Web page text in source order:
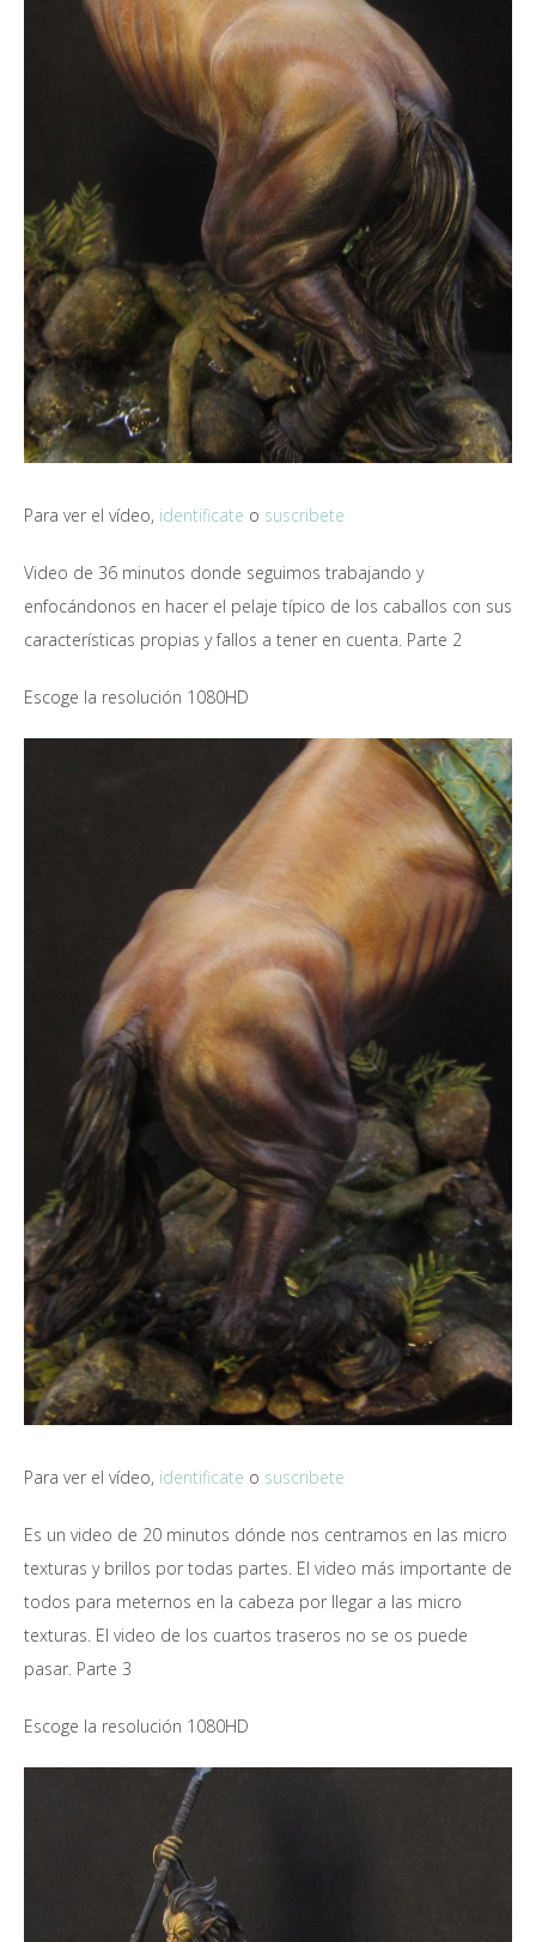
Para ver el vídeo, identificate o suscribete
Video de 36 minutos donde seguimos trabajando y
enfocándonos en hacer el pelaje típico de los caballos con sus
características propias y fallos a tener en cuenta. Parte 2
Escoge la resolución 1080HD
Para ver el vídeo, identificate o suscribete
Es un video de 20 minutos dónde nos centramos en las micro
texturas y brillos por todas partes. El video más importante de
todos para meternos en la cabeza por llegar a las micro
texturas. El video de los cuartos traseros no se os puede
pasar. Parte 3
Escoge la resolución 1080HD